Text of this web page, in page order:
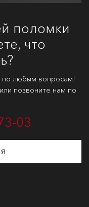
поломки
что
по любым вопросам!
позвоните нам по
03